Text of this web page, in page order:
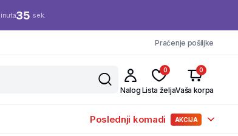
34 sek.
Praćenje pošiljke
Nalog
0
Lista želja
0
Vaša korpa
Poslednji komadi AKCIJA